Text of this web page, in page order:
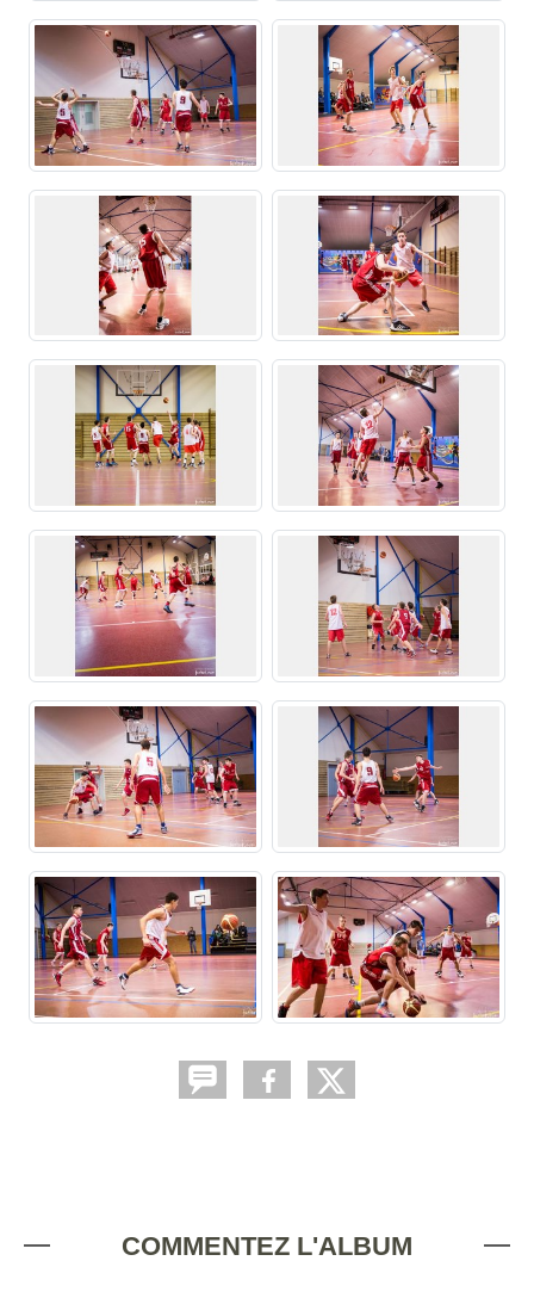
COMMENTEZ L'ALBUM